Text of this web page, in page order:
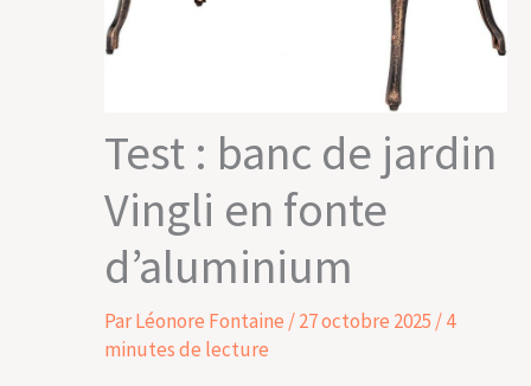
Test : banc de jardin
Vingli en fonte
d’aluminium
ParLéonore Fontaine /27 octobre 2025 /4
minutes de lecture